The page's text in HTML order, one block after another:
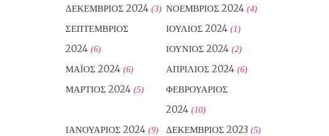
ΔΕΚΈΜΒΡΙΟΣ 2024 (3) ΝΟΈΜΒΡΙΟΣ 2024 (4)
ΣΕΠΤΈΜΒΡΙΟΣ
2024 (6)
ΙΟΎΛΙΟΣ 2024 (1)
ΙΟΎΝΙΟΣ 2024 (2)
ΜΆΙΟΣ 2024 (6) ΑΠΡΊΛΙΟΣ 2024 (6)
ΜΆΡΤΙΟΣ 2024 (5)
ΦΕΒΡΟΥΆΡΙΟΣ
2024 (10)
ΙΑΝΟΥΆΡΙΟΣ 2024 (9) ΔΕΚΈΜΒΡΙΟΣ 2023 (5)